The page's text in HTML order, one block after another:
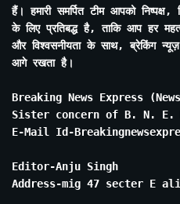
हैं। हमारी समर्पित टीम आपको
के लिए प्रतिबद्ध है, ताकि आप हर
और विश्वसनीयता के साथ, ब्रेकिंग
आगे रखता है।
Breaking News Express
Sister concern of B. N. E.
E-Mail Id-
Editor-Anju Singh
Address-mig 47 secter E